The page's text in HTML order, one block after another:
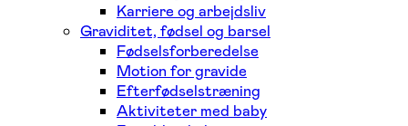
Karriere og arbejdsliv
Graviditet, fødsel og barsel
Fødselsforberedelse
Motion for gravide
Efterfødselstræning
Aktiviteter med baby